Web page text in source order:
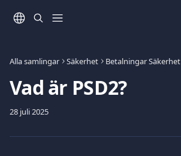
Alla samlingar Säkerhet Betalningar Säkerhet
Vad är PSD2?
28 juli 2025